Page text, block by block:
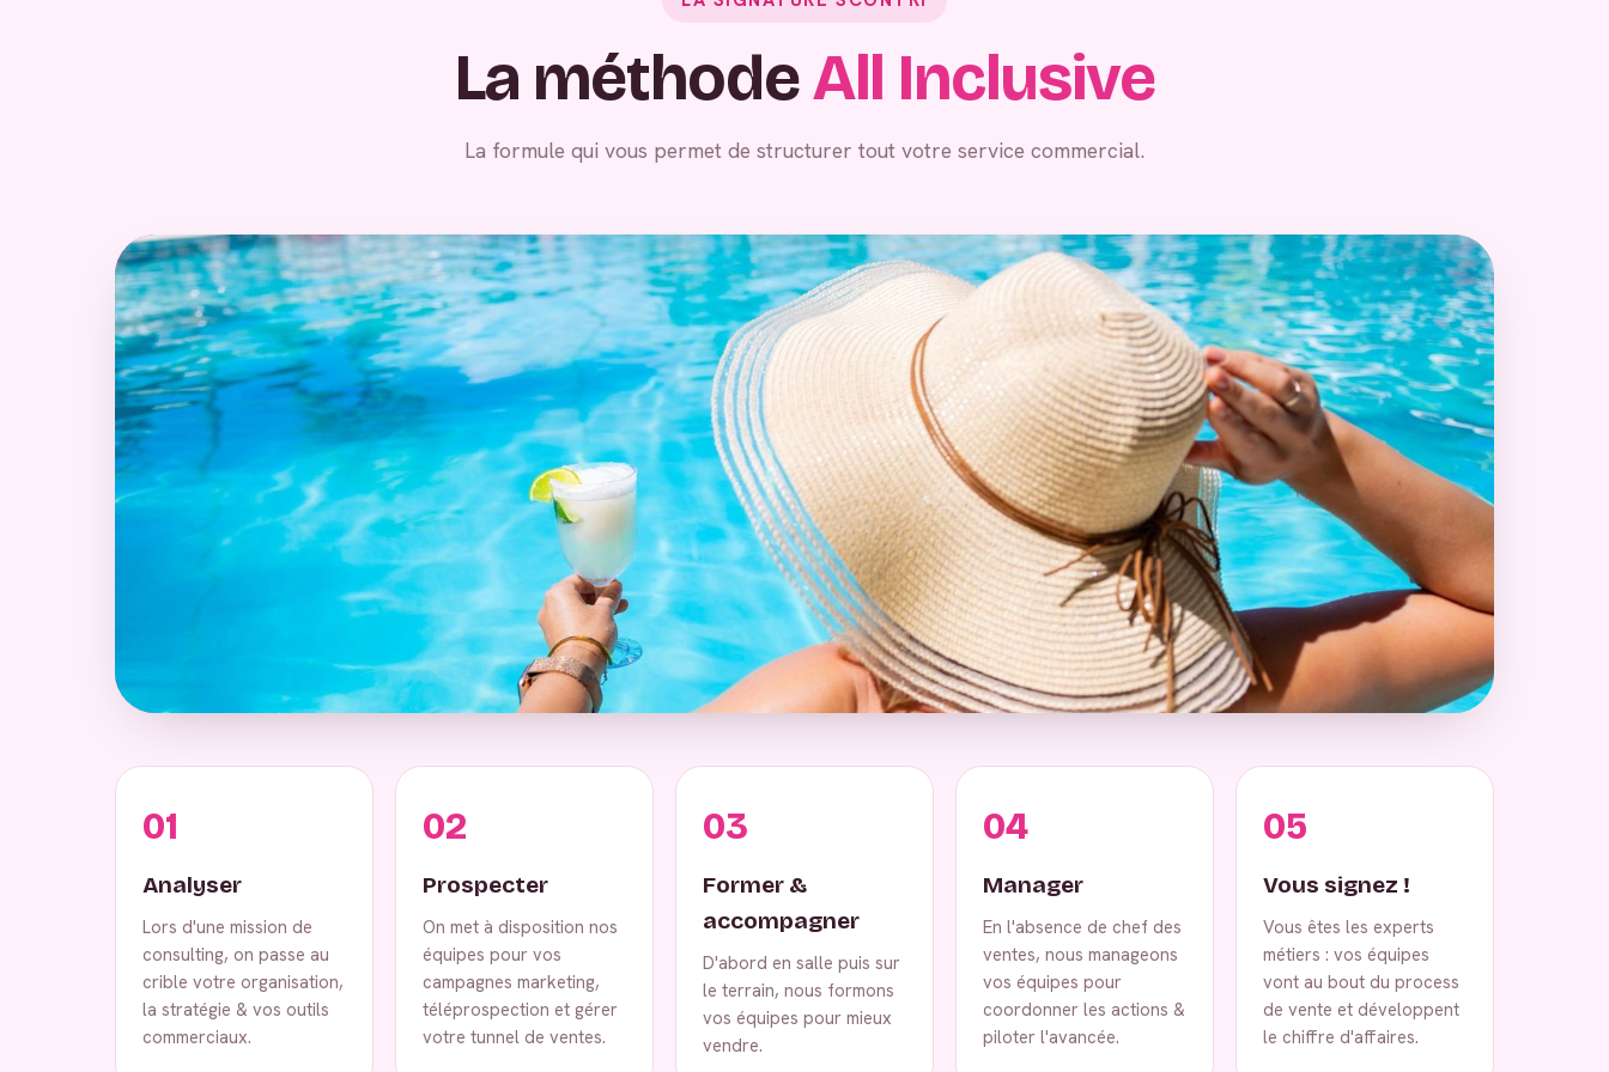
La méthodeAll Inclusive
La formule qui vous permet de structurer tout votre service commercial.
01
Analyser
Lors d'une mission de
consulting, on passe au
crible votre organisation,
la stratégie & vos outils
commerciaux.
02
Prospecter
On met à disposition nos
équipes pour vos
campagnes marketing,
téléprospection et gérer
votre tunnel de ventes.
03
Former &
accompagner
D'abord en salle puis sur
le terrain, nous formons
vos équipes pour mieux
vendre.
04
Manager
En l'absence de chef des
ventes, nous manageons
vos équipes pour
coordonner les actions &
piloter l'avancée.
05
Vous signez !
Vous êtes les experts
métiers : vos équipes
vont au bout du process
de vente et développent
le chiffre d'affaires.